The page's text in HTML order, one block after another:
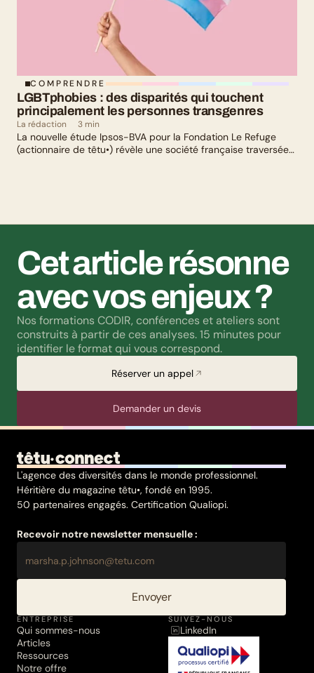
COMPRENDRE
LGBTphobies : des disparités qui touchent
principalement les personnes transgenres
La rédaction 3 min
La nouvelle étude Ipsos-BVA pour la Fondation Le Refuge
(actionnaire de têtu•) révèle une société française traversée
Cet article résonne
avec vos enjeux ?
Nos formations CODIR, conférences et ateliers sont
construits à partir de ces analyses. 15 minutes pour
identifier le format qui vous correspond.
Réserver un appel
Demander un devis
L'agence des diversités dans le monde professionnel.
Héritière du magazine têtu•, fondé en 1995.
50 partenaires engagés. Certification Qualiopi.
Recevoir notre newsletter mensuelle :
Envoyer
ENTREPRISE
Qui sommes-nous
Articles
Ressources
Notre offre
SUIVEZ-NOUS
LinkedIn